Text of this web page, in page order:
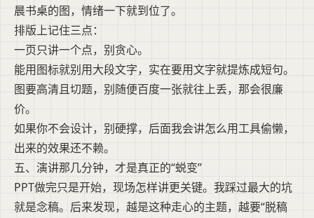
晨书桌的图，情绪一下就到位了。
排版上记住三点：
一页只讲一个点，别贪心。
能用图标就别用大段文字，实在要用文字就提炼成短句。
图要高清且切题，别随便百度一张就往上丢，那会很廉
价。
如果你不会设计，别硬撑，后面我会讲怎么用工具偷懒，
出来的效果还不赖。
五、演讲那几分钟，才是真正的“蜕变”
PPT做完只是开始，现场怎样讲更关键。我踩过最大的坑
就是念稿。后来发现，越是这种走心的主题，越要“脱稿